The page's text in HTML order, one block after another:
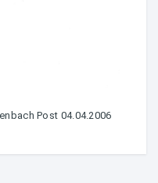
Post 04.04.2006